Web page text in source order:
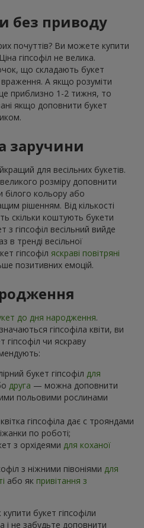
без приводу
почуттів? Ви можете купити
гіпсофіл не велика.
що складають букет
враження. А якщо розуміти
це приблизно 1-2 тижня, то
якщо доповнити букет
заручини
для весільних букетів.
розміру доповнити
білого кольору або
рішенням. Від кількості
скільки коштують букети
гіпсофіл весільний вийде
в тренді весільної
гіпсофіл яскраві повітряні
позитивних емоцій.
до дня народження.
гіпсофіла квіти, ви
чи яскраву
букет гіпсофіл для
друга — можна доповнити
польовими рослинами
гіпсофіла дає с трояндами
по роботі;
з орхідеями для коханої
з ніжними півоніями для
або як привітання з
букет гіпсофіли
і не забудьте доповнити